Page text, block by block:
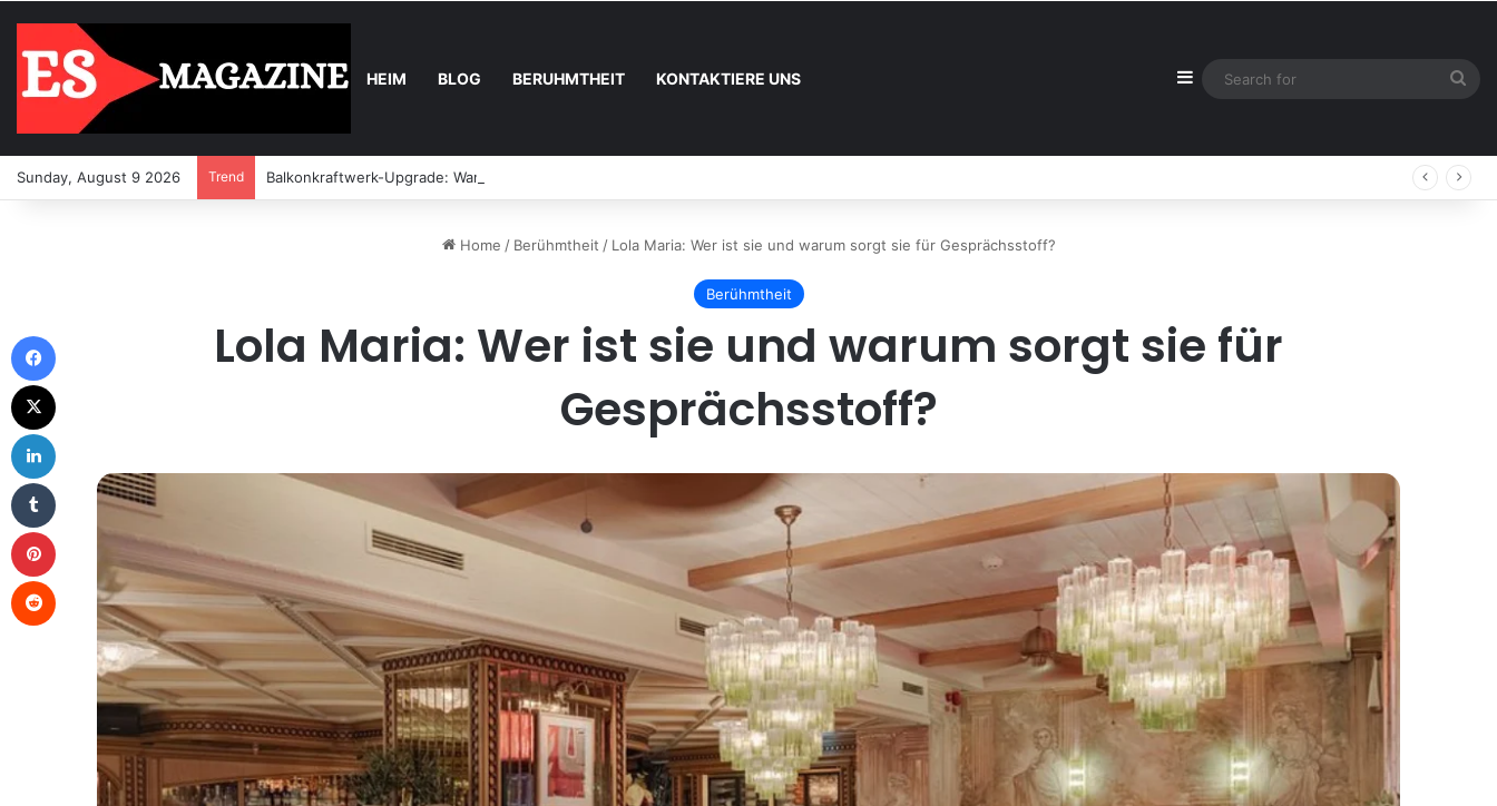
HEIM BLOG BERUHMTHEIT KONTAKTIERE UNS Sidebar
Sunday, August 9 2026 Trend Balkonkraftwerk-Upgrade: Wann und wie registrieren
Home / Berühmtheit / Lola Maria: Wer ist sie und warum sorgt sie für Gesprächsstoff?
Berühmtheit
Lola Maria: Wer ist sie und warum sorgt sie für
Gesprächsstoff?
Tumblr
Pinterest
Reddit